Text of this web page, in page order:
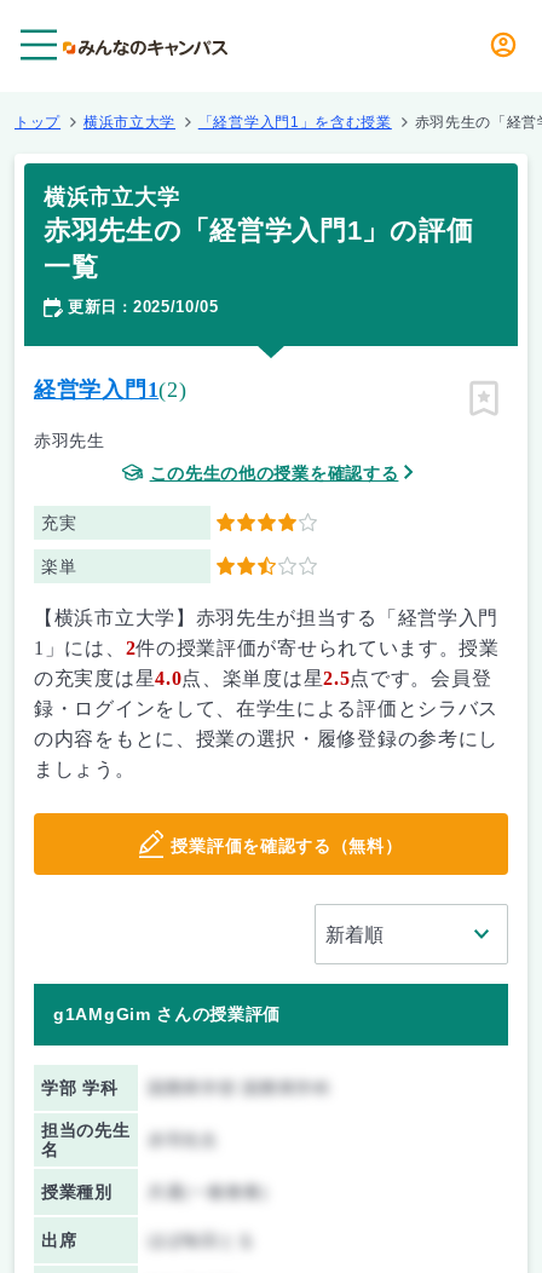
トップ 横浜市立大学 「経営学入門1」を含む授業 赤羽先生の「経
横浜市立大学
赤羽先生の「経営学入門1」の評価
一覧
更新日 ： 2025/10/05
経営学入門1(2)
赤羽先生
この先生の他の授業を確認する
充実 4
楽単 2.5
ピン留
【横浜市立大学】赤羽先生が担当する「経営学入門
1」には、 2件の授業評価が寄せられています。授業
の充実度は星4.0点、楽単度は星2.5点です。会員登
録・ログインをして、在学生による評価とシラバス
の内容をもとに、授業の選択・履修登録の参考にし
ましょう。
授業評価を確認する（無料）
g1AMgGim さんの授業評価
学部 学科
担当の先生
名
授業種別 共通(一般教養)
出席 ほぼ毎回とる